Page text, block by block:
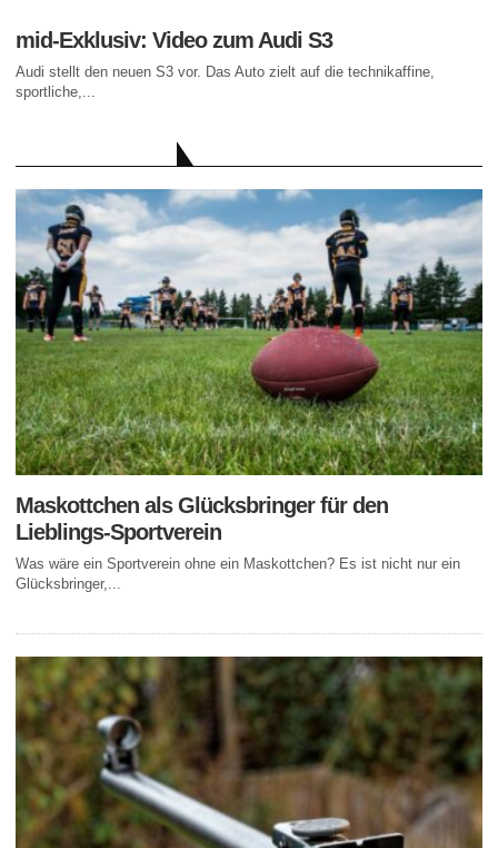
mid-Exklusiv: Video zum Audi S3
Audi stellt den neuen S3 vor. Das Auto zielt auf die technikaffine,
sportliche,...
Maskottchen als Glücksbringer für den
Lieblings-Sportverein
Was wäre ein Sportverein ohne ein Maskottchen? Es ist nicht nur ein
Glücksbringer,...